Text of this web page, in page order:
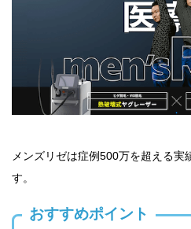
メンズリゼは症例500万を超える実
す。
おすすめポイント